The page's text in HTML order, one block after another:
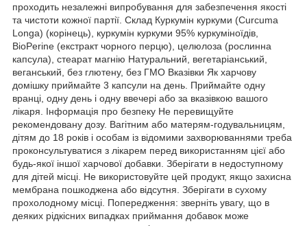
проходить незалежні випробування для забезпечення якості
та чистоти кожної партії. Склад Куркумін куркуми (Curcuma
Longa) (корінець), куркумін куркуми 95% куркуміноїдів,
BioPerine (екстракт чорного перцю), целюлоза (рослинна
капсула), стеарат магнію Натуральний, вегетаріанський,
веганський, без глютену, без ГМО Вказівки Як харчову
домішку приймайте 3 капсули на день. Приймайте одну
вранці, одну день і одну ввечері або за вказівкою вашого
лікаря. Інформація про безпеку Не перевищуйте
рекомендовану дозу. Вагітним або матерям-годувальницям,
дітям до 18 років і особам із відомими захворюваннями треба
проконсультуватися з лікарем перед використанням цієї або
будь-якої іншої харчової добавки. Зберігати в недоступному
для дітей місці. Не використовуйте цей продукт, якщо захисна
мембрана пошкоджена або відсутня. Зберігати в сухому
прохолодному місці. Попередження: зверніть увагу, що в
деяких рідкісних випадках приймання добавок може